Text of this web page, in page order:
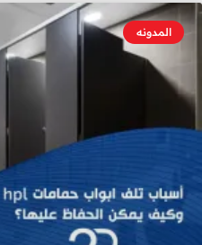
المدونه